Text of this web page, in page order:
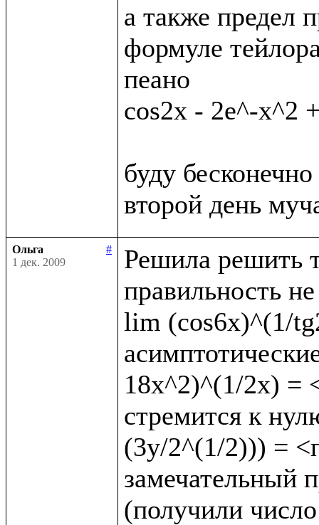
а также предел
формуле
пеано
cos2x - 2e^-x^2
буду
Ольга
#
1 дек. 2009
Решила решить
правильность
lim (cos6x)^(1/
18x^2)^(1/2x) =
стремится к
(3y/2^(1/2))) =
замечательный
(получили